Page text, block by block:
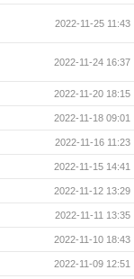
2022-11-25 11:43
2022-11-24 16:37
2022-11-20 18:15
2022-11-18 09:01
2022-11-16 11:23
2022-11-15 14:41
2022-11-12 13:29
2022-11-11 13:35
2022-11-10 18:43
2022-11-09 12:51